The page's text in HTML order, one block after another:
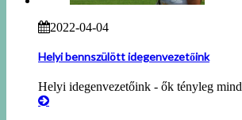
2022-04-04
Helyi bennszülött idegenvezetőink
Helyi idegenvezetőink - ők tényleg